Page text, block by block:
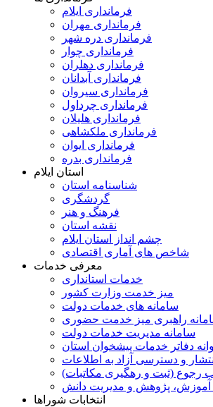
فرمانداری ایلام
فرمانداری مهران
فرمانداری دره شهر
فرمانداری چوار
فرمانداری دهلران
فرمانداری آبدانان
فرمانداری سیروان
فرمانداری چرداول
فرمانداری هلیلان
فرمانداری ملکشاهی
فرمانداری ایوان
فرمانداری بدره
استان ایلام
شناسنامه استان
گردشگری
فرهنگ و هنر
نقشه استان
چشم انداز استان ایلام
شاخص های آماری اقتصادی
معرفی خدمات
خدمات استانداری
میز خدمت وزارت کشور
سامانه های خدمات دولت
راهبری میز خدمت حضوری
سامانه مدیریت خدمات دولت
دفاتر خدمات پیشخوان استان
و دسترسی آزاد به اطلاعات
رجوع (ثبت و رهگیری مکاتبات)
آموزش، پژوهش و مدیریت دانش
انتخابات شوراها